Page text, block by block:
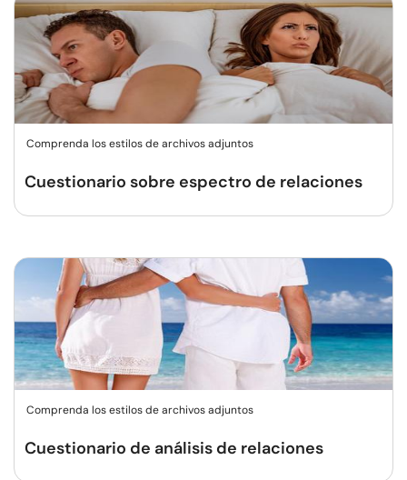
Comprenda los estilos de archivos adjuntos
Cuestionario sobre espectro de relaciones
Comprenda los estilos de archivos adjuntos
Cuestionario de análisis de relaciones